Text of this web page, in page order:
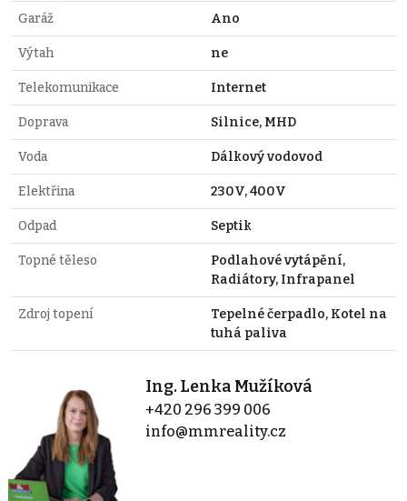
Garáž Ano
Výtah ne
Telekomunikace Internet
Doprava Silnice, MHD
Voda Dálkový vodovod
Elektřina 230V, 400V
Odpad Septik
Topné těleso
Podlahové vytápění,
Radiátory, Infrapanel
Zdroj topení
Tepelné čerpadlo, Kotel na
tuhá paliva
Ing. Lenka Mužíková
+420 296 399 006
info@mmreality.cz